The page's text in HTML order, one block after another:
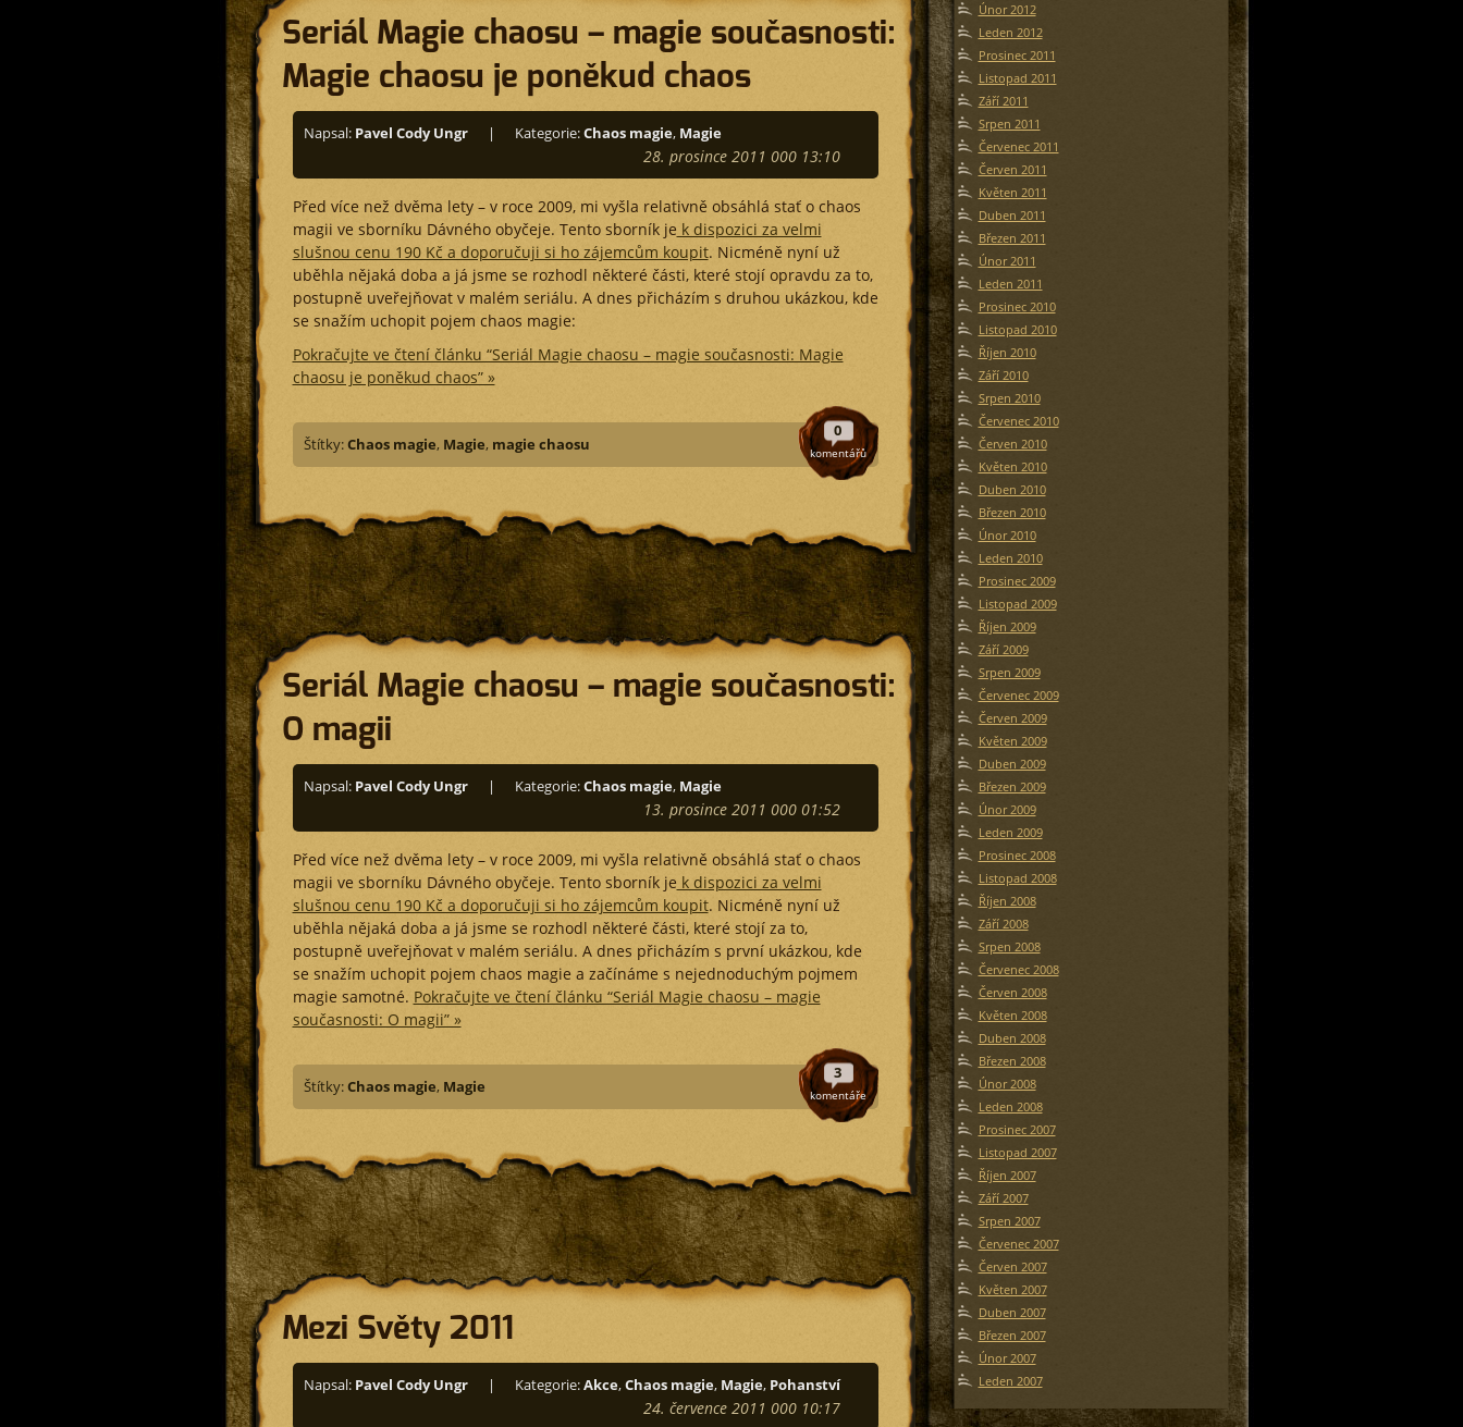
Seriál Magie chaosu – magie současnosti:
Magie chaosu je poněkud chaos
Napsal: Pavel Cody Ungr | Kategorie:Chaos magie, Magie
28. prosince 2011 000 13:10
Před více než dvěma lety – v roce 2009, mi vyšla relativně obsáhlá stať o chaos
magii ve sborníku Dávného obyčeje. Tento sborník je k dispozici za velmi
slušnou cenu 190 Kč a doporučuji si ho zájemcům koupit. Nicméně nyní už
uběhla nějaká doba a já jsme se rozhodl některé části, které stojí opravdu za to,
postupně uveřejňovat v malém seriálu. A dnes přicházím s druhou ukázkou, kde
se snažím uchopit pojem chaos magie:
Pokračujte ve čtení článku “Seriál Magie chaosu – magie současnosti: Magie
chaosu je poněkud chaos” »
Štítky:Chaos magie, Magie, magie chaosu
0
komentářů
Seriál Magie chaosu – magie současnosti:
O magii
Napsal: Pavel Cody Ungr | Kategorie:Chaos magie, Magie
13. prosince 2011 000 01:52
Před více než dvěma lety – v roce 2009, mi vyšla relativně obsáhlá stať o chaos
magii ve sborníku Dávného obyčeje. Tento sborník je k dispozici za velmi
slušnou cenu 190 Kč a doporučuji si ho zájemcům koupit. Nicméně nyní už
uběhla nějaká doba a já jsme se rozhodl některé části, které stojí za to,
postupně uveřejňovat v malém seriálu. A dnes přicházím s první ukázkou, kde
se snažím uchopit pojem chaos magie a začínáme s nejednoduchým pojmem
magie samotné. Pokračujte ve čtení článku “Seriál Magie chaosu – magie
současnosti: O magii” »
Štítky:Chaos magie, Magie
3
komentáře
Mezi Světy 2011
Napsal: Pavel Cody Ungr | Kategorie:Akce,Chaos magie, Magie, Pohanství
24. července 2011 000 10:17
Únor 2012
Leden 2012
Prosinec 2011
Listopad 2011
Září 2011
Srpen 2011
Červenec 2011
Červen 2011
Květen 2011
Duben 2011
Březen 2011
Únor 2011
Leden 2011
Prosinec 2010
Listopad 2010
Říjen 2010
Září 2010
Srpen 2010
Červenec 2010
Červen 2010
Květen 2010
Duben 2010
Březen 2010
Únor 2010
Leden 2010
Prosinec 2009
Listopad 2009
Říjen 2009
Září 2009
Srpen 2009
Červenec 2009
Červen 2009
Květen 2009
Duben 2009
Březen 2009
Únor 2009
Leden 2009
Prosinec 2008
Listopad 2008
Říjen 2008
Září 2008
Srpen 2008
Červenec 2008
Červen 2008
Květen 2008
Duben 2008
Březen 2008
Únor 2008
Leden 2008
Prosinec 2007
Listopad 2007
Říjen 2007
Září 2007
Srpen 2007
Červenec 2007
Červen 2007
Květen 2007
Duben 2007
Březen 2007
Únor 2007
Leden 2007